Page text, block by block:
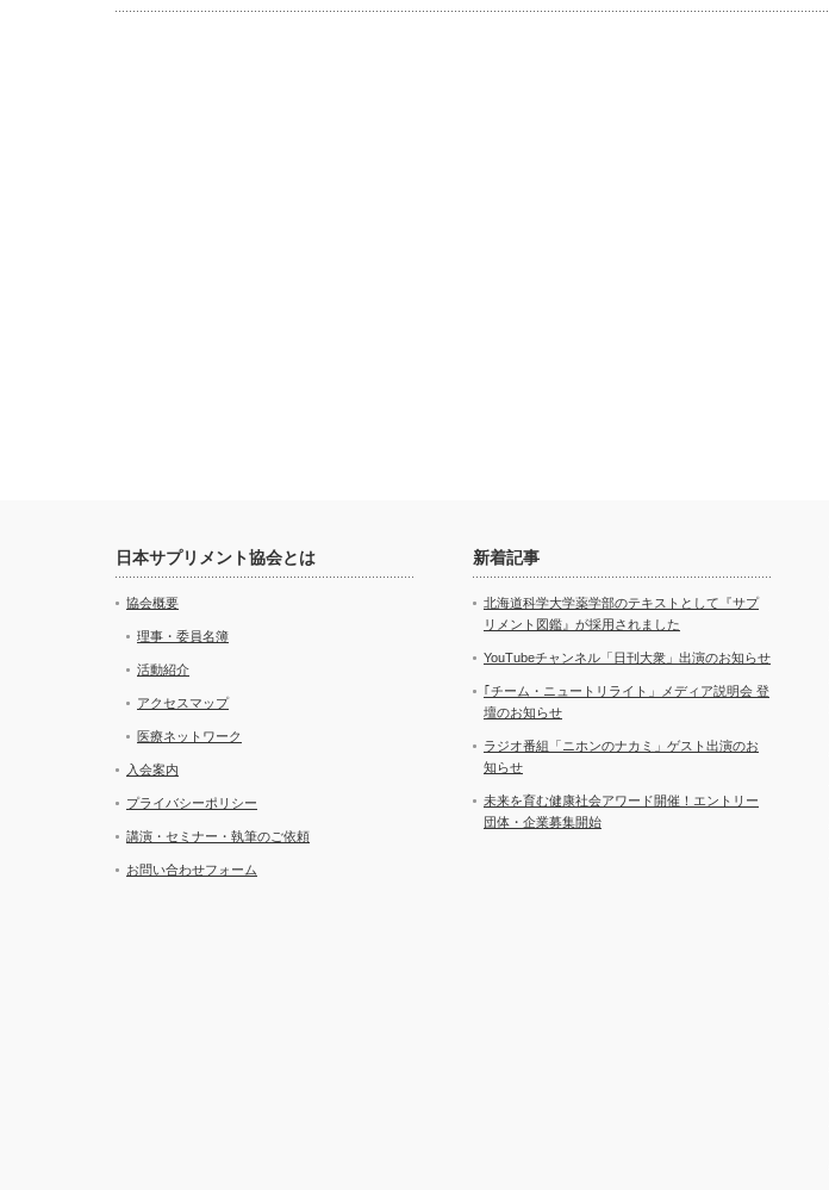
日本サプリメント協会とは
協会概要
理事・委員名簿
活動紹介
アクセスマップ
医療ネットワーク
入会案内
プライバシーポリシー
講演・セミナー・執筆のご依頼
お問い合わせフォーム
新着記事
北海道科学大学薬学部のテキストとして『サプ
リメント図鑑』が採用されました
YouTubeチャンネル「日刊大衆」出演のお知らせ
｢チーム・ニュートリライト」メディア説明会 登
壇のお知らせ
ラジオ番組「ニホンのナカミ」ゲスト出演のお
知らせ
未来を育む健康社会アワード開催！エントリー
団体・企業募集開始